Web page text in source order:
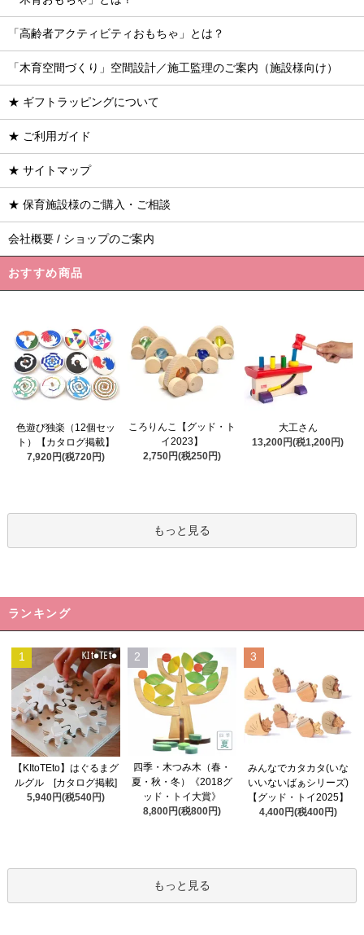
「高齢者アクティビティおもちゃ」とは？
「木育空間づくり」空間設計／施工監理のご案内（施設様向け）
★ ギフトラッピングについて
★ ご利用ガイド
★ サイトマップ
★ 保育施設様のご購入・ご相談
会社概要 / ショップのご案内
おすすめ商品
色遊び独楽（12個セッ
ト）【カタログ掲載】
7,920円(税720円)
ころりんこ【グッド・ト
イ2023】
2,750円(税250円)
大工さん
13,200円(税1,200円)
もっと見る
ランキング
1
【KItoTEto】はぐるまグ
ルグル [カタログ掲載]
5,940円(税540円)
2
四季・木つみ木（春・
夏・秋・冬）《2018グ
ッド・トイ大賞》
8,800円(税800円)
3
みんなでカタカタ(いな
いいないばぁシリーズ)
【グッド・トイ2025】
4,400円(税400円)
もっと見る